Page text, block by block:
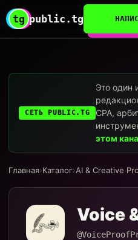
tg public.tg
СЕТЬ PUBLIC.TG
Это один
CPA,
этом
Главная›Каталог›AI & Creative
Voice